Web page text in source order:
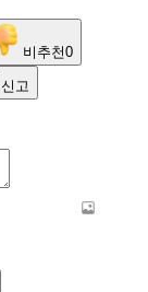
비추천0
신고